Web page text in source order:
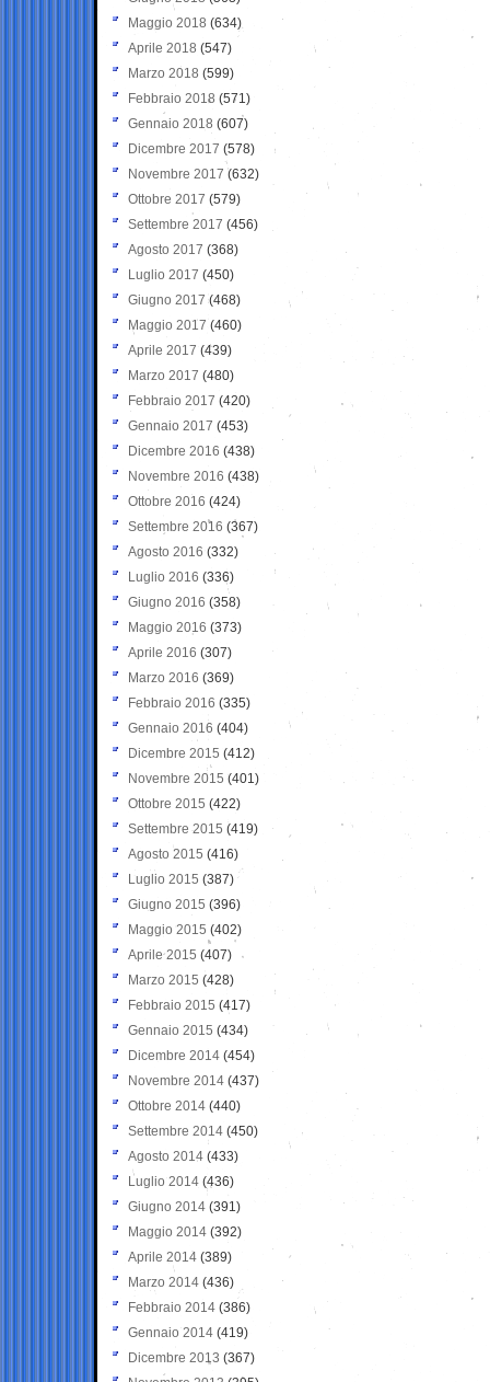
Maggio 2018 (634)
Aprile 2018 (547)
Marzo 2018 (599)
Febbraio 2018 (571)
Gennaio 2018 (607)
Dicembre 2017 (578)
Novembre 2017 (632)
Ottobre 2017 (579)
Settembre 2017 (456)
Agosto 2017 (368)
Luglio 2017 (450)
Giugno 2017 (468)
Maggio 2017 (460)
Aprile 2017 (439)
Marzo 2017 (480)
Febbraio 2017 (420)
Gennaio 2017 (453)
Dicembre 2016 (438)
Novembre 2016 (438)
Ottobre 2016 (424)
Settembre 2016 (367)
Agosto 2016 (332)
Luglio 2016 (336)
Giugno 2016 (358)
Maggio 2016 (373)
Aprile 2016 (307)
Marzo 2016 (369)
Febbraio 2016 (335)
Gennaio 2016 (404)
Dicembre 2015 (412)
Novembre 2015 (401)
Ottobre 2015 (422)
Settembre 2015 (419)
Agosto 2015 (416)
Luglio 2015 (387)
Giugno 2015 (396)
Maggio 2015 (402)
Aprile 2015 (407)
Marzo 2015 (428)
Febbraio 2015 (417)
Gennaio 2015 (434)
Dicembre 2014 (454)
Novembre 2014 (437)
Ottobre 2014 (440)
Settembre 2014 (450)
Agosto 2014 (433)
Luglio 2014 (436)
Giugno 2014 (391)
Maggio 2014 (392)
Aprile 2014 (389)
Marzo 2014 (436)
Febbraio 2014 (386)
Gennaio 2014 (419)
Dicembre 2013 (367)